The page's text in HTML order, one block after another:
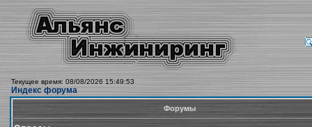
Текущее время: 08/08/2026 15:49:53
Индекс форума
Форумы